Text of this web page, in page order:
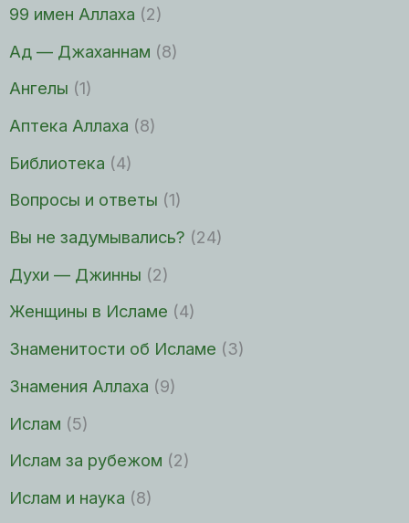
99 имен Аллаха (2)
Ад — Джаханнам (8)
Ангелы (1)
Аптека Аллаха (8)
Библиотека (4)
Вопросы и ответы (1)
Вы не задумывались? (24)
Духи — Джинны (2)
Женщины в Исламе (4)
Знаменитости об Исламе (3)
Знамения Аллаха (9)
Ислам (5)
Ислам за рубежом (2)
Ислам и наука (8)